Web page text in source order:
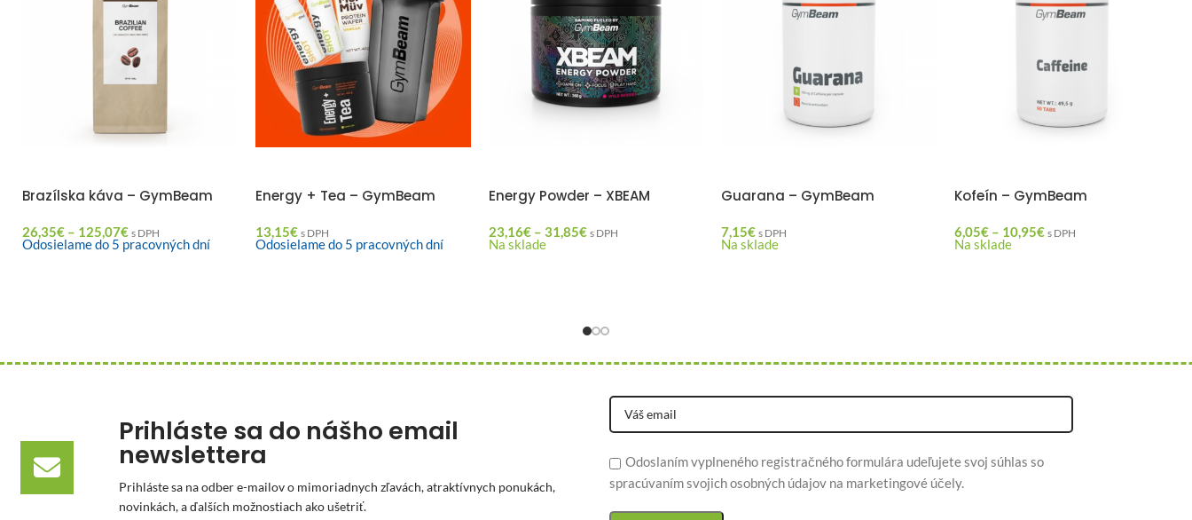
Brazílska káva – GymBeam
26,35€ – 125,07€ s DPH
Odosielame do 5 pracovných dní
Energy + Tea – GymBeam
13,15€ s DPH
Odosielame do 5 pracovných dní
Energy Powder – XBEAM
23,16€ – 31,85€ s DPH
Na sklade
Guarana – GymBeam
7,15€ s DPH
Na sklade
Kofeín – GymBeam
6,05€ – 10,95€ s DPH
Na sklade
Prihláste sa do nášho email
newslettera
Prihláste sa na odber e-mailov o mimoriadnych zľavách, atraktívnych ponukách,
novinkách, a ďalších možnostiach ako ušetriť.
Odoslaním vyplneného registračného formulára udeľujete svoj súhlas so
spracúvaním svojich osobných údajov na marketingové účely.